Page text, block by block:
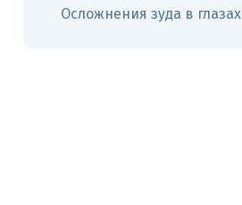
Осложнения зуда в глазах